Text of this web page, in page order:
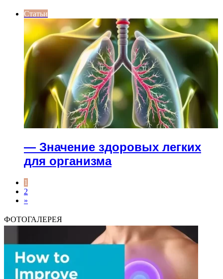
Статьи
— Значение здоровых легких
для организма
1
2
»
ФОТОГАЛЕРЕЯ